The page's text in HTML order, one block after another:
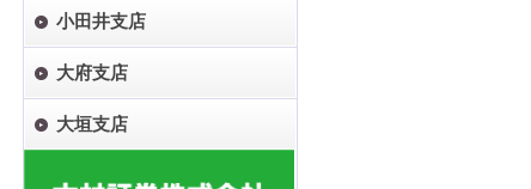
小田井支店
大府支店
大垣支店